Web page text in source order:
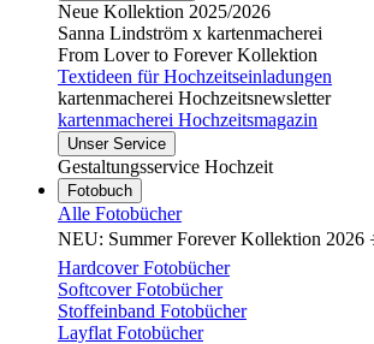
Neue Kollektion 2025/2026
Sanna Lindström x kartenmacherei
From Lover to Forever Kollektion
Textideen für Hochzeitseinladungen
kartenmacherei Hochzeitsnewsletter
kartenmacherei Hochzeitsmagazin
Unser Service
Gestaltungsservice Hochzeit
Fotobuch
Alle Fotobücher
NEU: Summer Forever Kollektion
Hardcover Fotobücher
Softcover Fotobücher
Stoffeinband Fotobücher
Layflat Fotobücher